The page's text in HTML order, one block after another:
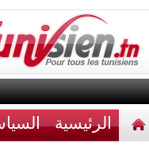
الرئيسية